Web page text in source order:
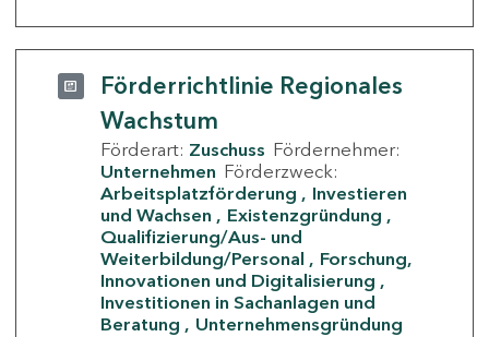
Förderrichtlinie Regionales
Wachstum
Förderart: Zuschuss Fördernehmer:
Unternehmen Förderzweck:
Arbeitsplatzförderung
Investieren
und Wachsen
Existenzgründung
Qualifizierung/Aus- und
Weiterbildung/Personal
Forschung,
Innovationen und Digitalisierung
Investitionen in Sachanlagen und
Beratung
Unternehmensgründung